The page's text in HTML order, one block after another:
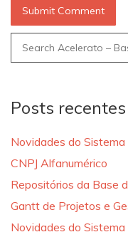
Search
for:
Posts recentes
Novidades do
CNPJ Alfanumérico
Repositórios da Base
Gantt de Projetos e
Novidades do